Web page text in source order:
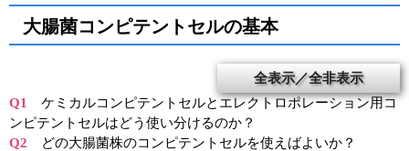
装置・ソフトウェア
テクニカルサポートライン
リアルタイムPCR （プローブ法）
プライマー・プローブ検索・注文
機器ソフトウェア・ベクター配列ダウンロード
ラーニングセンター
大腸菌コンピテントセルの基本
全表示／全非表示
Q1
ケミカルコンピテントセルとエレクトロポレーション用コ
ンピテントセルはどう使い分けるのか？
Q2 どの大腸菌株のコンピテントセルを使えばよいか？